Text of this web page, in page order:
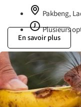
Pakbeng,
Plusieurs
En savoir plus